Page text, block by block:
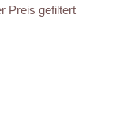
Preis gefiltert